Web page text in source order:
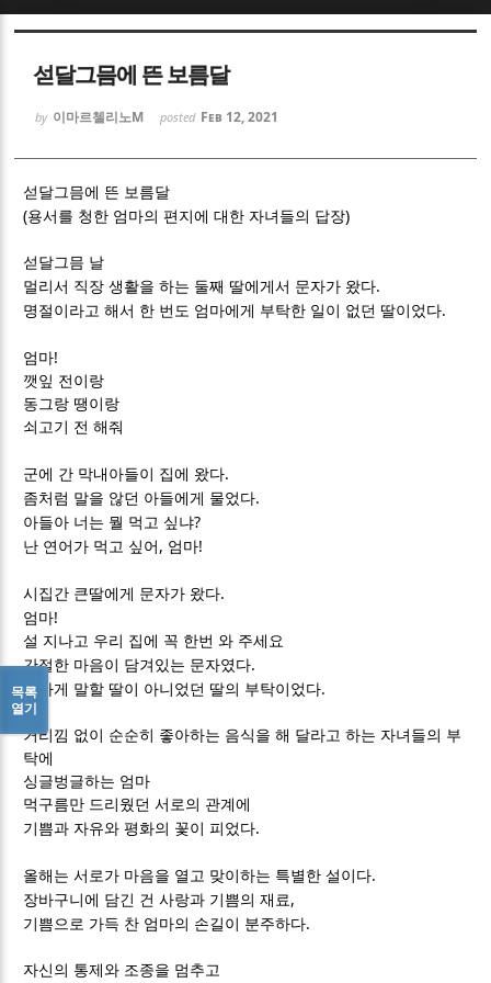
섣달그믐에 뜬 보름달
by 이마르첼리노M posted Feb 12, 2021
섣달그믐에 뜬 보름달
(용서를 청한 엄마의 편지에 대한 자녀들의 답장)
섣달그믐 날
멀리서 직장 생활을 하는 둘째 딸에게서 문자가 왔다.
명절이라고 해서 한 번도 엄마에게 부탁한 일이 없던 딸이었다.
엄마!
깻잎 전이랑
동그랑 땡이랑
쇠고기 전 해줘
군에 간 막내아들이 집에 왔다.
좀처럼 말을 않던 아들에게 물었다.
아들아 너는 뭘 먹고 싶냐?
난 연어가 먹고 싶어 , 엄마!
시집간 큰딸에게 문자가 왔다.
엄마!
설 지나고 우리 집에 꼭 한번 와 주세요
간절한 마음이 담겨있는 문자였다.
편하게 말할 딸이 아니었던 딸의 부탁이었다.
거리낌 없이 순순히 좋아하는 음식을 해 달라고 하는 자녀들의 부
탁에
싱글벙글하는 엄마
먹구름만 드리웠던 서로의 관계에
기쁨과 자유와 평화의 꽃이 피었다.
올해는 서로가 마음을 열고 맞이하는 특별한 설이다.
장바구니에 담긴 건 사랑과 기쁨의 재료 ,
기쁨으로 가득 찬 엄마의 손길이 분주하다.
자신의 통제와 조종을 멈추고
목록
열기
Sketchbook5, 스케치북5
Sketchbook5, 스케치북5
Sketchbook5, 스케치북5
Sketchbook5, 스케치북5